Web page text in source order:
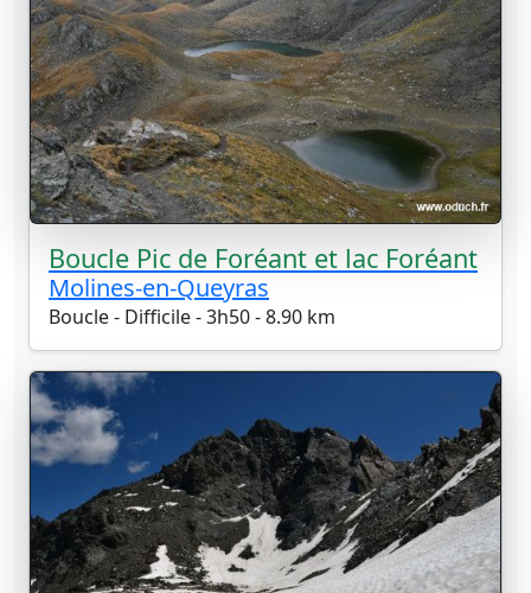
Boucle Pic de Foréant et lac Foréant
Molines-en-Queyras
Boucle - Difficile - 3h50 - 8.90 km